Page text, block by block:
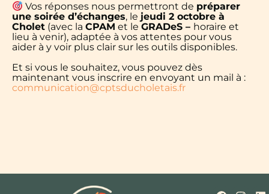
Vos réponses nous permettront de préparer
une soirée d’échanges, le jeudi 2 octobre à
Cholet (avec la CPAM et le GRADeS – horaire et
lieu à venir), adaptée à vos attentes pour vous
aider à y voir plus clair sur les outils disponibles.
Et si vous le souhaitez, vous pouvez dès
maintenant vous inscrire en envoyant un mail à :
communication@cptsducholetais.fr